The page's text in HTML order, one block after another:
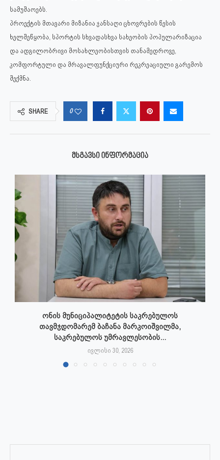
სამუშაოებს.
პროექტის მთავარი მიზანია ჯანსაღი ცხოვრების წესის
ხელშეწყობა, სპორტის სხვადასხვა სახეობის პოპულარიზაცია
და ადგილობრივი მოსახლეობისთვის თანამედროვე,
კომფორტული და მრავალფუნქციური რეკრეაციული გარემოს
შექმნა.
SHARE 0
ᲛᲡᲒᲐᲕᲡᲘ ᲘᲜᲤᲝᲠᲛᲐᲪᲘᲐ
ონის მუნიციპალიტეტის საკრებულოს
თავმჯდომარემ ბაჩანა მარკოიშვილმა,
საკრებულოს უმრავლესობის...
ივლისი 30, 2026